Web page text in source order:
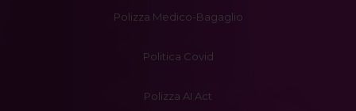
Polizza Medico-Bagaglio
Politica Covid
Polizza AI Act